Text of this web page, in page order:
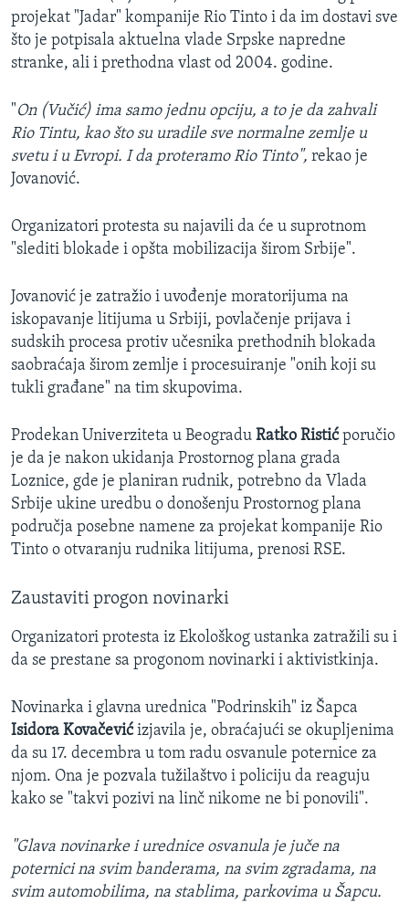
projekat "Jadar" kompanije Rio Tinto i da im dostavi sve
što je potpisala aktuelna vlade Srpske napredne
stranke, ali i prethodna vlast od 2004. godine.
"On (Vučić) ima samo jednu opciju, a to je da zahvali
Rio Tintu, kao što su uradile sve normalne zemlje u
svetu i u Evropi. I da proteramo Rio Tinto", rekao je
Jovanović.
Organizatori protesta su najavili da će u suprotnom
"slediti blokade i opšta mobilizacija širom Srbije".
Jovanović je zatražio i uvođenje moratorijuma na
iskopavanje litijuma u Srbiji, povlačenje prijava i
sudskih procesa protiv učesnika prethodnih blokada
saobraćaja širom zemlje i procesuiranje "onih koji su
tukli građane" na tim skupovima.
Prodekan Univerziteta u Beogradu Ratko Ristićporučio
je da je nakon ukidanja Prostornog plana grada
Loznice, gde je planiran rudnik, potrebno da Vlada
Srbije ukine uredbu o donošenju Prostornog plana
područja posebne namene za projekat kompanije Rio
Tinto o otvaranju rudnika litijuma, prenosi RSE.
Zaustaviti progon novinarki
Organizatori protesta iz Ekološkog ustanka zatražili su i
da se prestane sa progonom novinarki i aktivistkinja.
Novinarka i glavna urednica "Podrinskih" iz Šapca
Isidora Kovačevićizjavila je, obraćajući se okupljenima
da su 17. decembra u tom radu osvanule poternice za
njom. Ona je pozvala tužilaštvo i policiju da reaguju
kako se "takvi pozivi na linč nikome ne bi ponovili".
"Glava novinarke i urednice osvanula je juče na
poternici na svim banderama, na svim zgradama, na
svim automobilima, na stablima, parkovima u Šapcu.